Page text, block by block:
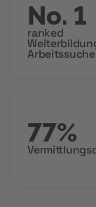
No. 1
ranked
77%